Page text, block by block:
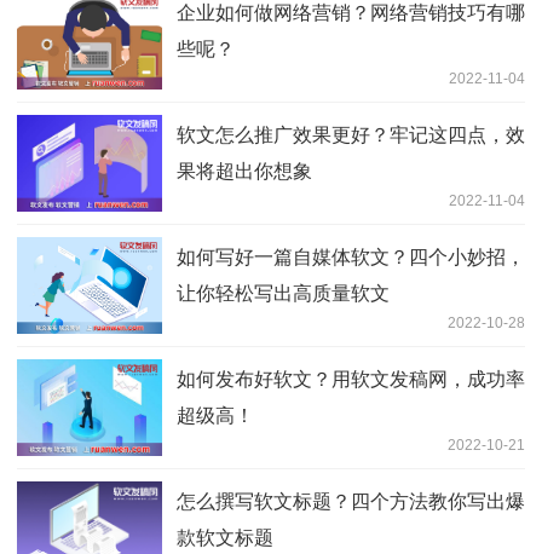
企业如何做网络营销？网络营销技巧有哪
些呢？
2022-11-04
软文怎么推广效果更好？牢记这四点，效
果将超出你想象
2022-11-04
如何写好一篇自媒体软文？四个小妙招，
让你轻松写出高质量软文
2022-10-28
如何发布好软文？用软文发稿网，成功率
超级高！
2022-10-21
怎么撰写软文标题？四个方法教你写出爆
款软文标题